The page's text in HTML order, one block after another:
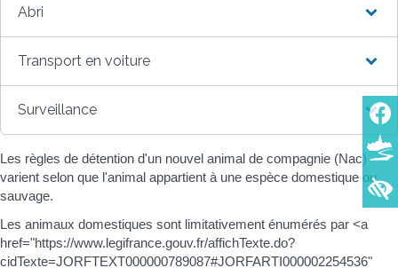
Abri
Transport en voiture
Surveillance
Les règles de détention d'un nouvel animal de compagnie (Nac)
varient selon que l'animal appartient à une espèce domestique ou
sauvage.
Les animaux domestiques sont limitativement énumérés par <a
href="https://www.legifrance.gouv.fr/affichTexte.do?
cidTexte=JORFTEXT000000789087#JORFARTI000002254536"